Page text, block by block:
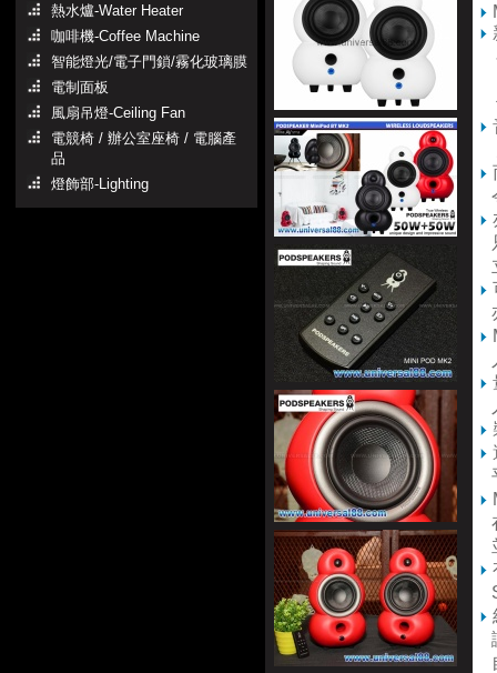
熱水爐-Water Heater
咖啡機-Coffee Machine
智能燈光/電子門鎖/霧化玻璃膜
電制面板
風扇吊燈-Ceiling Fan
電競椅 / 辦公室座椅 / 電腦產
品
燈飾部-Lighting